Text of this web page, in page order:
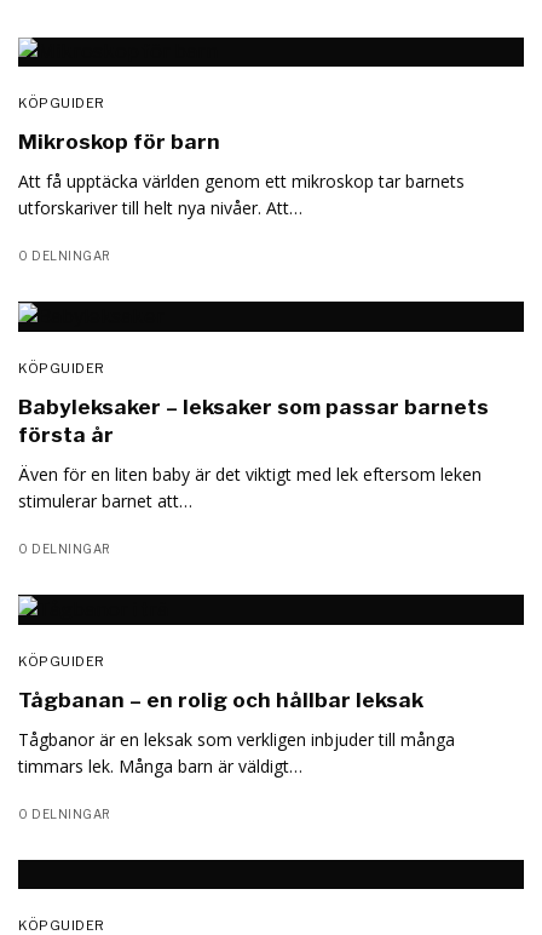
KÖPGUIDER
Mikroskop för barn
Att få upptäcka världen genom ett mikroskop tar barnets
utforskariver till helt nya nivåer. Att…
0 DELNINGAR
KÖPGUIDER
Babyleksaker – leksaker som passar barnets
första år
Även för en liten baby är det viktigt med lek eftersom leken
stimulerar barnet att…
0 DELNINGAR
KÖPGUIDER
Tågbanan – en rolig och hållbar leksak
Tågbanor är en leksak som verkligen inbjuder till många
timmars lek. Många barn är väldigt…
0 DELNINGAR
KÖPGUIDER